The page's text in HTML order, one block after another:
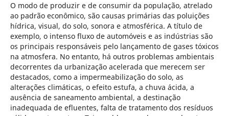
O modo de produzir e de consumir da população, atrelado
ao padrão econômico, são causas primárias das poluições
hídrica, visual, do solo, sonora e atmosférica. A título de
exemplo, o intenso fluxo de automóveis e as indústrias são
os principais responsáveis pelo lançamento de gases tóxicos
na atmosfera. No entanto, há outros problemas ambientais
decorrentes da urbanização acelerada que merecem ser
destacados, como a impermeabilização do solo, as
alterações climáticas, o efeito estufa, a chuva ácida, a
ausência de saneamento ambiental, a destinação
inadequada de efluentes, falta de tratamento dos resíduos